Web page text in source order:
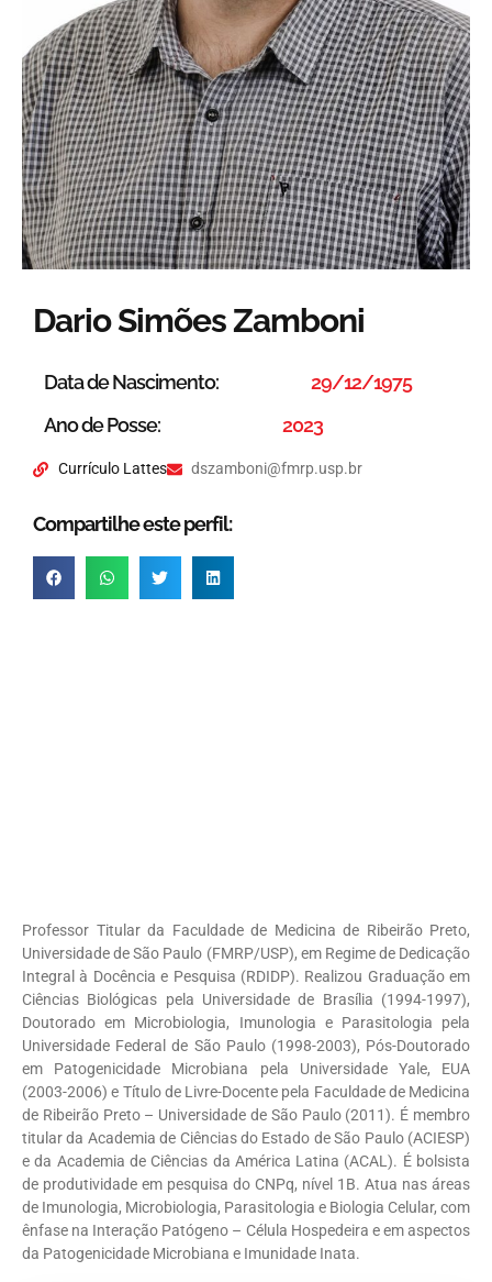
Dario Simões Zamboni
Data de Nascimento:
29/12/1975
Ano de Posse:
2023
Currículo Lattes dszamboni@fmrp.usp.br
Compartilhe este perfil:
Professor Titular da Faculdade de Medicina de Ribeirão Preto,
Universidade de São Paulo (FMRP/USP), em Regime de Dedicação
Integral à Docência e Pesquisa (RDIDP). Realizou Graduação em
Ciências Biológicas pela Universidade de Brasília (1994-1997),
Doutorado em Microbiologia, Imunologia e Parasitologia pela
Universidade Federal de São Paulo (1998-2003), Pós-Doutorado
em Patogenicidade Microbiana pela Universidade Yale, EUA
(2003-2006) e Título de Livre-Docente pela Faculdade de Medicina
de Ribeirão Preto – Universidade de São Paulo (2011). É membro
titular da Academia de Ciências do Estado de São Paulo (ACIESP)
e da Academia de Ciências da América Latina (ACAL). É bolsista
de produtividade em pesquisa do CNPq, nível 1B. Atua nas áreas
de Imunologia, Microbiologia, Parasitologia e Biologia Celular, com
ênfase na Interação Patógeno – Célula Hospedeira e em aspectos
da Patogenicidade Microbiana e Imunidade Inata.